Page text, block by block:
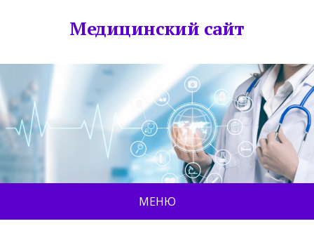
Медицинский сайт
МЕНЮ